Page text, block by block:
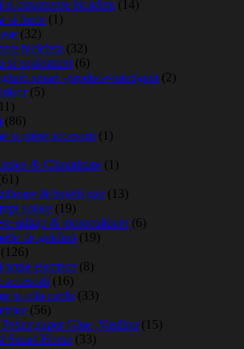
si ornamente biciclete (14)
si force (1)
(32)
bicicleta (32)
si equipment (6)
smart -produce-inteligent (2)
(5)
(86)
si piese accesorii (1)
& Climatizare (1)
& butelii gaz (13)
solare (19)
utilaje & motocultoare (6)
de grădină (19)
(126)
scule electrice (8)
(16)
si rola cablu (33)
(56)
Glue ,Vasilina (15)
Smart Home (33)